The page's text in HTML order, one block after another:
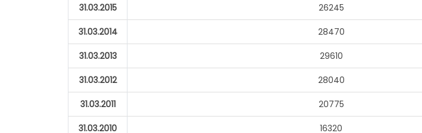
31.03.2015 26245
31.03.2014 28470
31.03.2013 29610
31.03.2012 28040
31.03.2011 20775
31.03.2010 16320